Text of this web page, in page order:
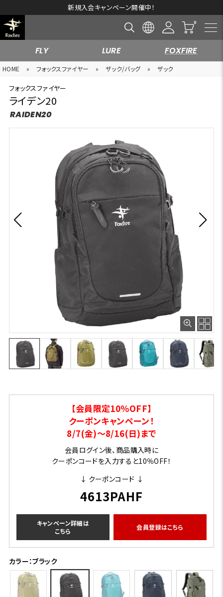
新規入会キャンペーン開催中！
FLY LURE FOXFIRE
HOME » フォックスファイヤー » ザック/バッグ » ザック
フォックスファイヤー
ライデン20
RAIDEN20
【会員限定10％OFF】
クーポンキャンペーン！
8/7(金)～8/16(日)まで
会員ログイン後、商品購入時に
クーポンコードを入力すると10％OFF！
↓ クーポンコード ↓
4613PAHF
キャンペーン詳細は
こちら
会員登録はこちら
カラー：ブラック